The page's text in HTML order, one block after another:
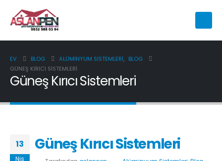
EV BLOG ALÜMINYUM SISTEMLERI, BLOG
GÜNEŞ KIRICI SISTEMLERI
Güneş Kırıcı Sistemleri
13
Nis
Güneş Kırıcı Sistemleri